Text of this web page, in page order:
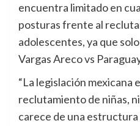
encuentra limitado en
posturas frente al
adolescentes, ya que
Vargas Areco vs
“La legislación mexicana
reclutamiento de niñas,
carece de una estructura